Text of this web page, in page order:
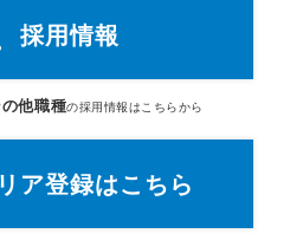
採用情報
他職種の採用情報はこちらから
ア登録はこちら